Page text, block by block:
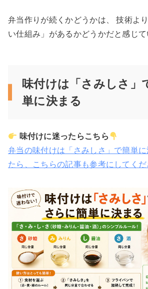
弁当作りが続くかどうかは、 技術よ
い仕組み」があるかどうかだと感じて
味付けは「さみしさ」
単に決まる
味付けに迷ったらこちら
弁当の味付けは「さみしさ」で簡単
たら、こちらの記事も参考にしてくだ